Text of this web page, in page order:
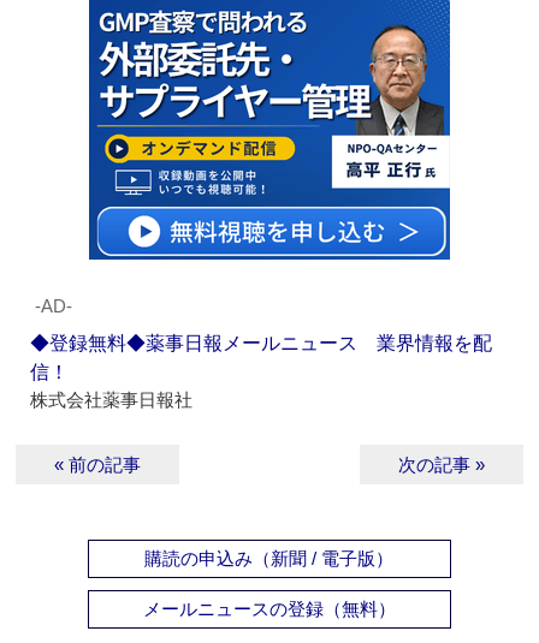
‐AD‐
◆登録無料◆薬事日報メールニュース 業界情報を配
信！
株式会社薬事日報社
« 前の記事 次の記事 »
購読の申込み（新聞 / 電子版）
メールニュースの登録（無料）